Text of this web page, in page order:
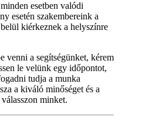
esetben valódi
esetén szakembereink a
kiérkeznek a helyszínre
venni a segítségünket, kérem
le velünk egy időpontot,
tudja a munka
a kiváló minőséget és a
minket.